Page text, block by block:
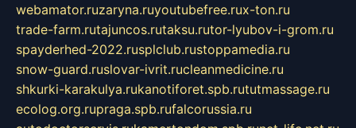
webamator.ruzaryna.ruyoutubefree.rux-ton.ru
trade-farm.rutajuncos.rutaksu.rutor-lyubov-i-grom.ru
spayderhed-2022.rusplclub.rustoppamedia.ru
snow-guard.ruslovar-ivrit.rucleanmedicine.ru
shkurki-karakulya.rukanotiforet.spb.rututmassage.ru
ecolog.org.rupraga.spb.rufalcorussia.ru